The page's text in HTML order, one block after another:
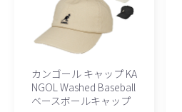
カンゴール キャップ KA
NGOL Washed Baseball
ベースボールキャップ